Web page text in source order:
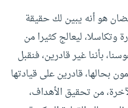
هو أنه يبين لك حقيقة
ليعالج كثيرا من
بأننا غير قادرين، فنقبل
بحالها، قادرين على قيادتها
من تحقيق الأهداف،